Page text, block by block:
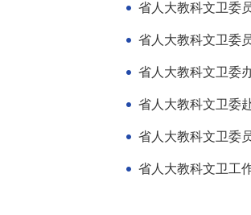
省人大教科文卫委
省人大教科文卫委
省人大教科文卫委
省人大教科文卫委
省人大教科文卫委
省人大教科文卫工